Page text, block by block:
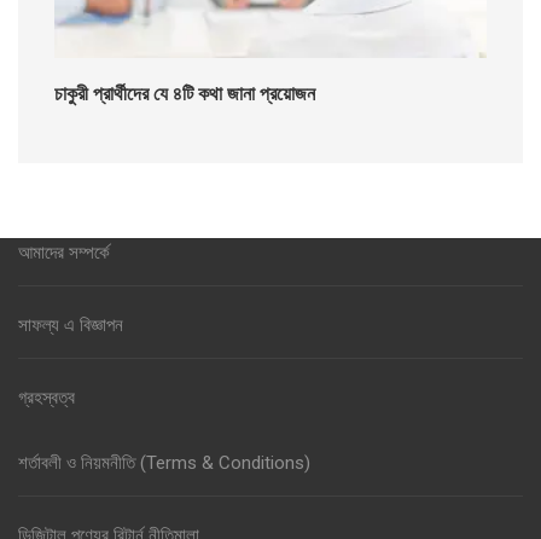
চাকুরী প্রার্থীদের যে ৪টি কথা জানা প্রয়োজন
আমাদের সম্পর্কে
সাফল্য এ বিজ্ঞাপন
গ্রহস্বত্ব
শর্তাবলী ও নিয়মনীতি (Terms & Conditions)